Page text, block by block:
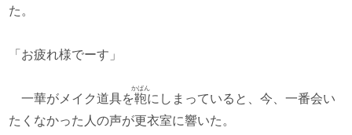
た。
「お疲れ様でーす」
一華がメイク道具を鞄
かばん
にしまっていると、今、一番会い
たくなかった人の声が更衣室に響いた。